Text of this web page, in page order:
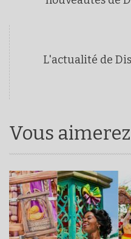
L'actualité de
Vous